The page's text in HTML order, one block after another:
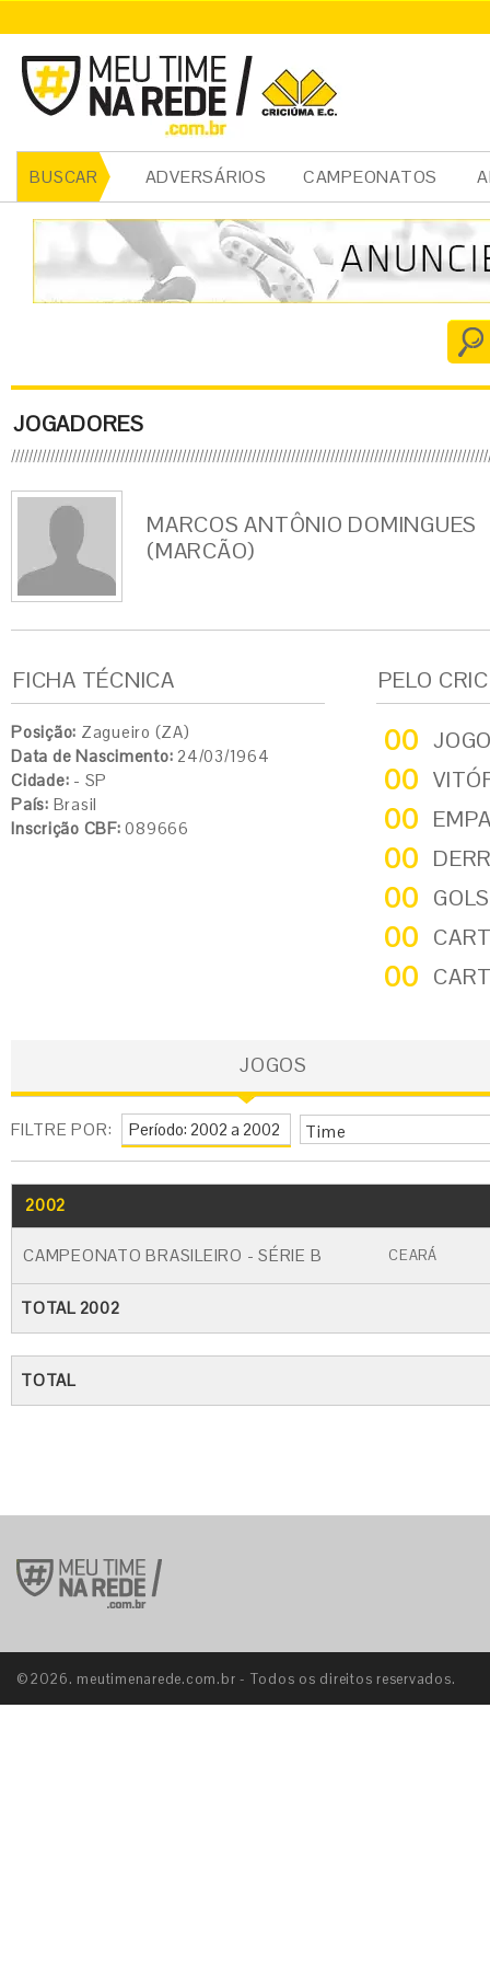
BUSCAR ADVERSÁRIOS CAMPEONATOS
JOGADORES
MARCOS ANTÔNIO DOMINGUES
(MARCÃO)
FICHA TÉCNICA
Posição: Zagueiro (ZA)
Data de Nascimento: 24/03/1964
Cidade: - SP
País: Brasil
Inscrição CBF: 089666
PELO
00
00
00
00
00
00
00
JOGOS
FILTRE POR: Time
2002
CAMPEONATO BRASILEIRO - SÉRIE B CEARÁ
TOTAL 2002
TOTAL
©2026. meutimenarede.com.br - Todos os direitos reservados.